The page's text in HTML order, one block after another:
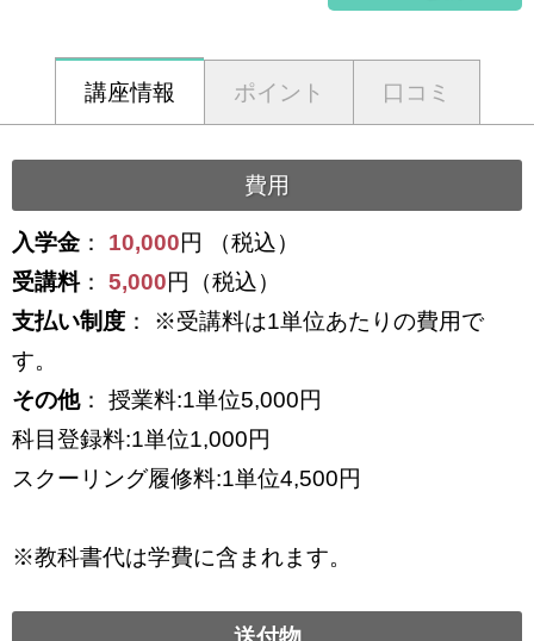
講座情報 ポイント 口コミ
費用
入学金 ： 10,000円 （税込）
受講料： 5,000円（税込）
支払い制度 ： ※受講料は1単位あたりの費用で
す。
その他： 授業料:1単位5,000円
科目登録料:1単位1,000円
スクーリング履修料:1単位4,500円
※教科書代は学費に含まれます。